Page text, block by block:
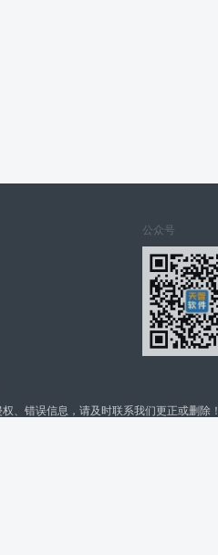
公众号
、错误信息，请及时联系我们更正或删除！